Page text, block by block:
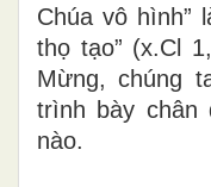
Chúa vô hình”
thọ tạo” (x.Cl
Mừng, chúng
trình bày chân
nào.